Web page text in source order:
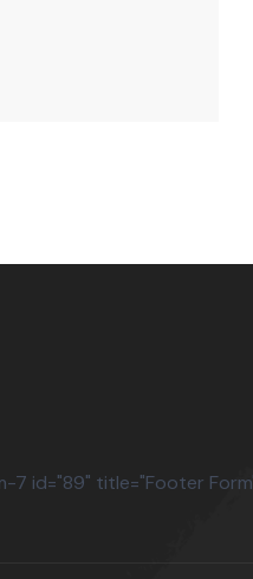
id="89" title="Footer